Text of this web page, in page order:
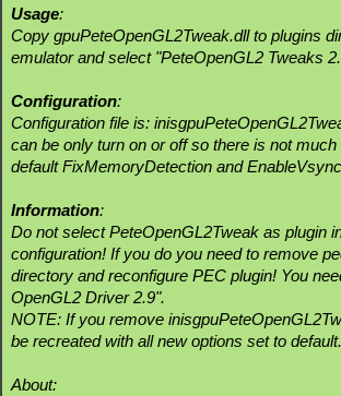
Usage:
Copy gpuPeteOpenGL2Tweak.dll to plugins
emulator and select "PeteOpenGL2 Tweaks
Configuration:
Configuration file is:
can be only turn on or off so there is not
default FixMemoryDetection and
Information:
Do not select PeteOpenGL2Tweak as plugin
configuration! If you do you need to remove
directory and reconfigure PEC plugin! You
OpenGL2 Driver 2.9".
NOTE: If you remove
be recreated with all new options set to default.
About: